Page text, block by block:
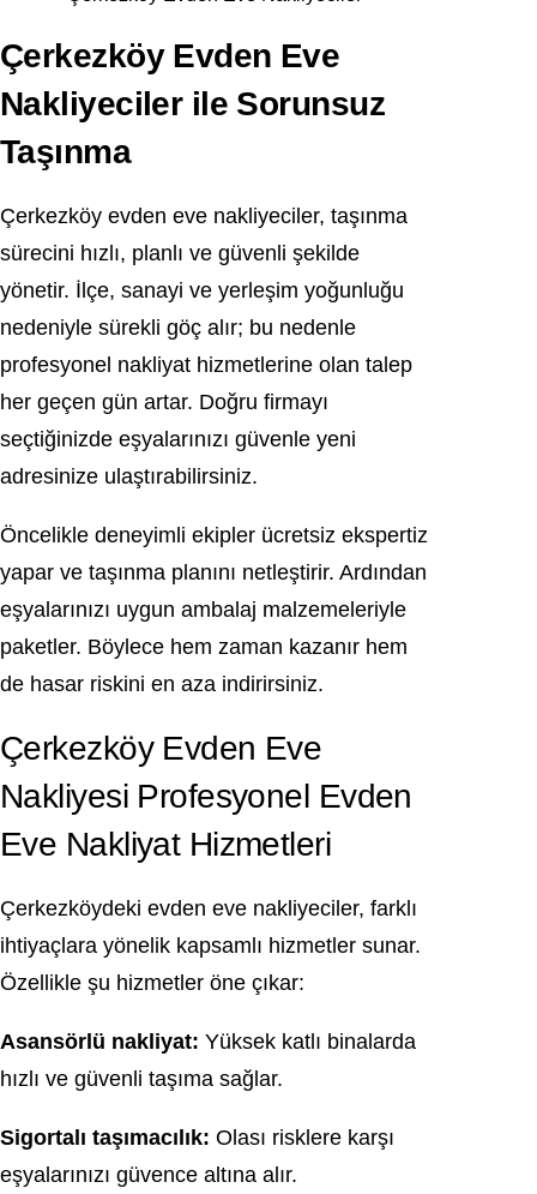
Çerkezköy Evden Eve
Nakliyeciler ile Sorunsuz
Taşınma
Çerkezköy evden eve nakliyeciler, taşınma
sürecini hızlı, planlı ve güvenli şekilde
yönetir. İlçe, sanayi ve yerleşim yoğunluğu
nedeniyle sürekli göç alır; bu nedenle
profesyonel nakliyat hizmetlerine olan talep
her geçen gün artar. Doğru firmayı
seçtiğinizde eşyalarınızı güvenle yeni
adresinize ulaştırabilirsiniz.
Öncelikle deneyimli ekipler ücretsiz ekspertiz
yapar ve taşınma planını netleştirir. Ardından
eşyalarınızı uygun ambalaj malzemeleriyle
paketler. Böylece hem zaman kazanır hem
de hasar riskini en aza indirirsiniz.
Çerkezköy Evden Eve
Nakliyesi Profesyonel Evden
Eve Nakliyat Hizmetleri
Çerkezköydeki evden eve nakliyeciler, farklı
ihtiyaçlara yönelik kapsamlı hizmetler sunar.
Özellikle şu hizmetler öne çıkar:
Asansörlü nakliyat: Yüksek katlı binalarda
hızlı ve güvenli taşıma sağlar.
Sigortalı taşımacılık: Olası risklere karşı
eşyalarınızı güvence altına alır.